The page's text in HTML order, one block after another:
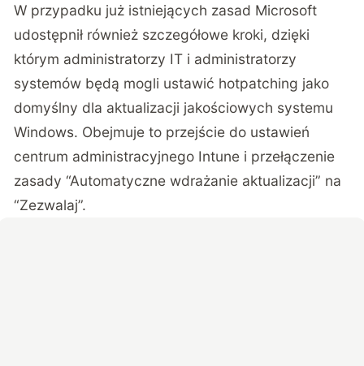
W przypadku już istniejących zasad Microsoft
udostępnił również szczegółowe kroki, dzięki
którym administratorzy IT i administratorzy
systemów będą mogli ustawić hotpatching jako
domyślny dla aktualizacji jakościowych systemu
Windows. Obejmuje to przejście do ustawień
centrum administracyjnego Intune i przełączenie
zasady “Automatyczne wdrażanie aktualizacji” na
“Zezwalaj”.